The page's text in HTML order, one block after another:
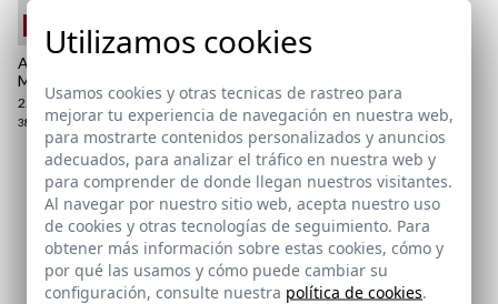
Paquetes y envíos
ALPARGATA VEREDA |
MARINO
25,95 € / 39,95 €
38 39 40 41 45
Suscríbete a nuestra Newsletter
Email
Utilizamos cookies
Usamos cookies y otras tecnicas de rastreo para
mejorar tu experiencia de navegación en nuestra web,
para mostrarte contenidos personalizados y anuncios
adecuados, para analizar el tráfico en nuestra web y
para comprender de donde llegan nuestros visitantes.
Al navegar por nuestro sitio web, acepta nuestro uso
de cookies y otras tecnologías de seguimiento. Para
obtener más información sobre estas cookies, cómo y
por qué las usamos y cómo puede cambiar su
configuración, consulte nuestra política de cookies.